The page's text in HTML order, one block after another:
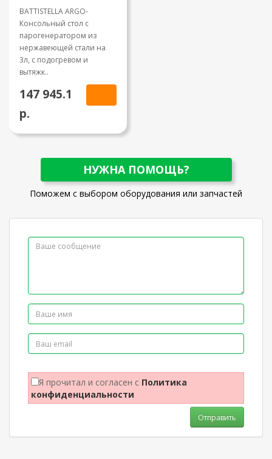
BATTISTELLA ARGO-
Консольный стол с
парогенератором из
нержавеющей стали на
3л, с подогревом и
вытяжк..
147 945.1
р.
НУЖНА ПОМОЩЬ?
Поможем с выбором оборудования или запчастей
Я прочитал и согласен с Политика
конфиденциальности
Отправить